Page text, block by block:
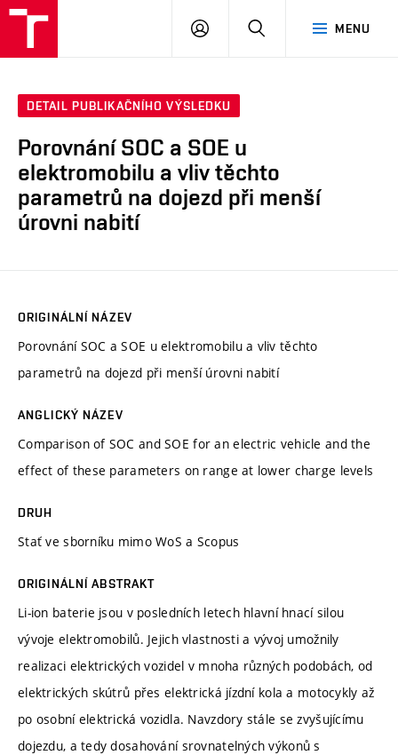
MENU
PŘIHLÁSIT
DETAIL PUBLIKAČNÍHO VÝSLEDKU
Porovnání SOC a SOE u
elektromobilu a vliv těchto
parametrů na dojezd při menší
úrovni nabití
ORIGINÁLNÍ NÁZEV
Porovnání SOC a SOE u elektromobilu a vliv těchto
parametrů na dojezd při menší úrovni nabití
ANGLICKÝ NÁZEV
Comparison of SOC and SOE for an electric vehicle and the
effect of these parameters on range at lower charge levels
DRUH
Stať ve sborníku mimo WoS a Scopus
ORIGINÁLNÍ ABSTRAKT
Li-ion baterie jsou v posledních letech hlavní hnací silou
vývoje elektromobilů. Jejich vlastnosti a vývoj umožnily
realizaci elektrických vozidel v mnoha různých podobách, od
elektrických skútrů přes elektrická jízdní kola a motocykly až
po osobní elektrická vozidla. Navzdory stále se zvyšujícímu
dojezdu, a tedy dosahování srovnatelných výkonů s